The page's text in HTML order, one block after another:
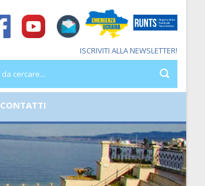
ISCRIVITI ALLA NEWSLETTER!
CONTATTI